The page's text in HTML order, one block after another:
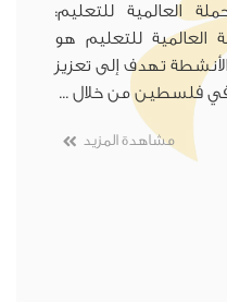
العالمية للتعليم:
العالمية للتعليم هو
تهدف إلى تعزيز
في فلسطين من خلال ...
مشاهدة المزيد